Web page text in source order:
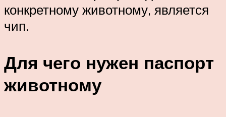
конкретному животному, является
чип.
Для чего нужен паспорт
животному